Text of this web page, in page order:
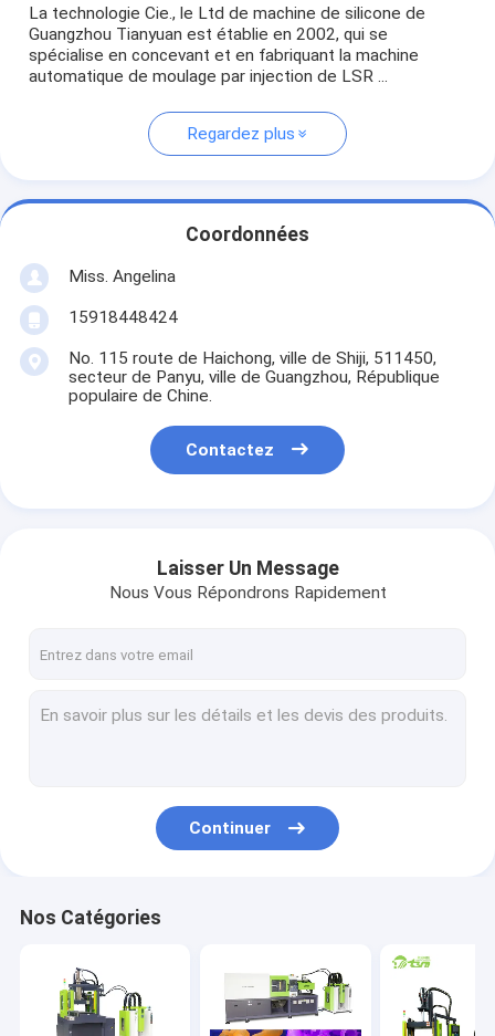
La technologie Cie., le Ltd de machine de silicone de
Guangzhou Tianyuan est établie en 2002, qui se
spécialise en concevant et en fabriquant la machine
automatique de moulage par injection de LSR ...
Regardez plus
Coordonnées
Miss. Angelina
15918448424
No. 115 route de Haichong, ville de Shiji, 511450,
secteur de Panyu, ville de Guangzhou, République
populaire de Chine.
Contactez
Laisser Un Message
Nous Vous Répondrons Rapidement
Continuer
Nos Catégories